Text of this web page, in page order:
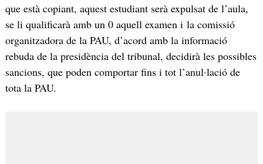
que està copiant, aquest estudiant serà expulsat de l’aula,
se li qualificarà amb un 0 aquell examen i la comissió
organitzadora de la PAU, d’acord amb la informació
rebuda de la presidència del tribunal, decidirà les possibles
sancions, que poden comportar fins i tot l’anul·lació de
tota la PAU.